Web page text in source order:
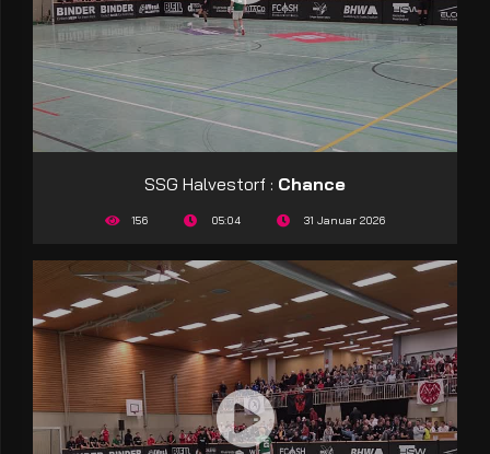
SSG Halvestorf : Chance
156 05:04 31 Januar 2026